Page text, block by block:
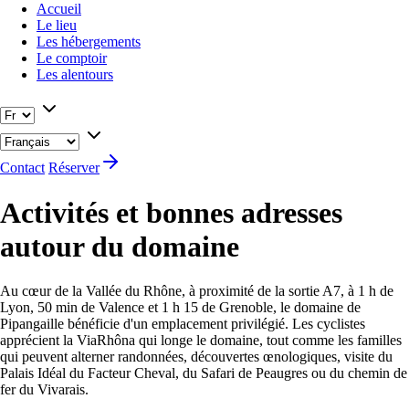
Accueil
Le lieu
Les hébergements
Le comptoir
Les alentours
Contact Réserver
Activités et bonnes adresses
autour du domaine
Au cœur de la Vallée du Rhône, à proximité de la sortie A7, à 1 h de
Lyon, 50 min de Valence et 1 h 15 de Grenoble, le domaine de
Pipangaille bénéficie d'un emplacement privilégié. Les cyclistes
apprécient la ViaRhôna qui longe le domaine, tout comme les familles
qui peuvent alterner randonnées, découvertes œnologiques, visite du
Palais Idéal du Facteur Cheval, du Safari de Peaugres ou du chemin de
fer du Vivarais.